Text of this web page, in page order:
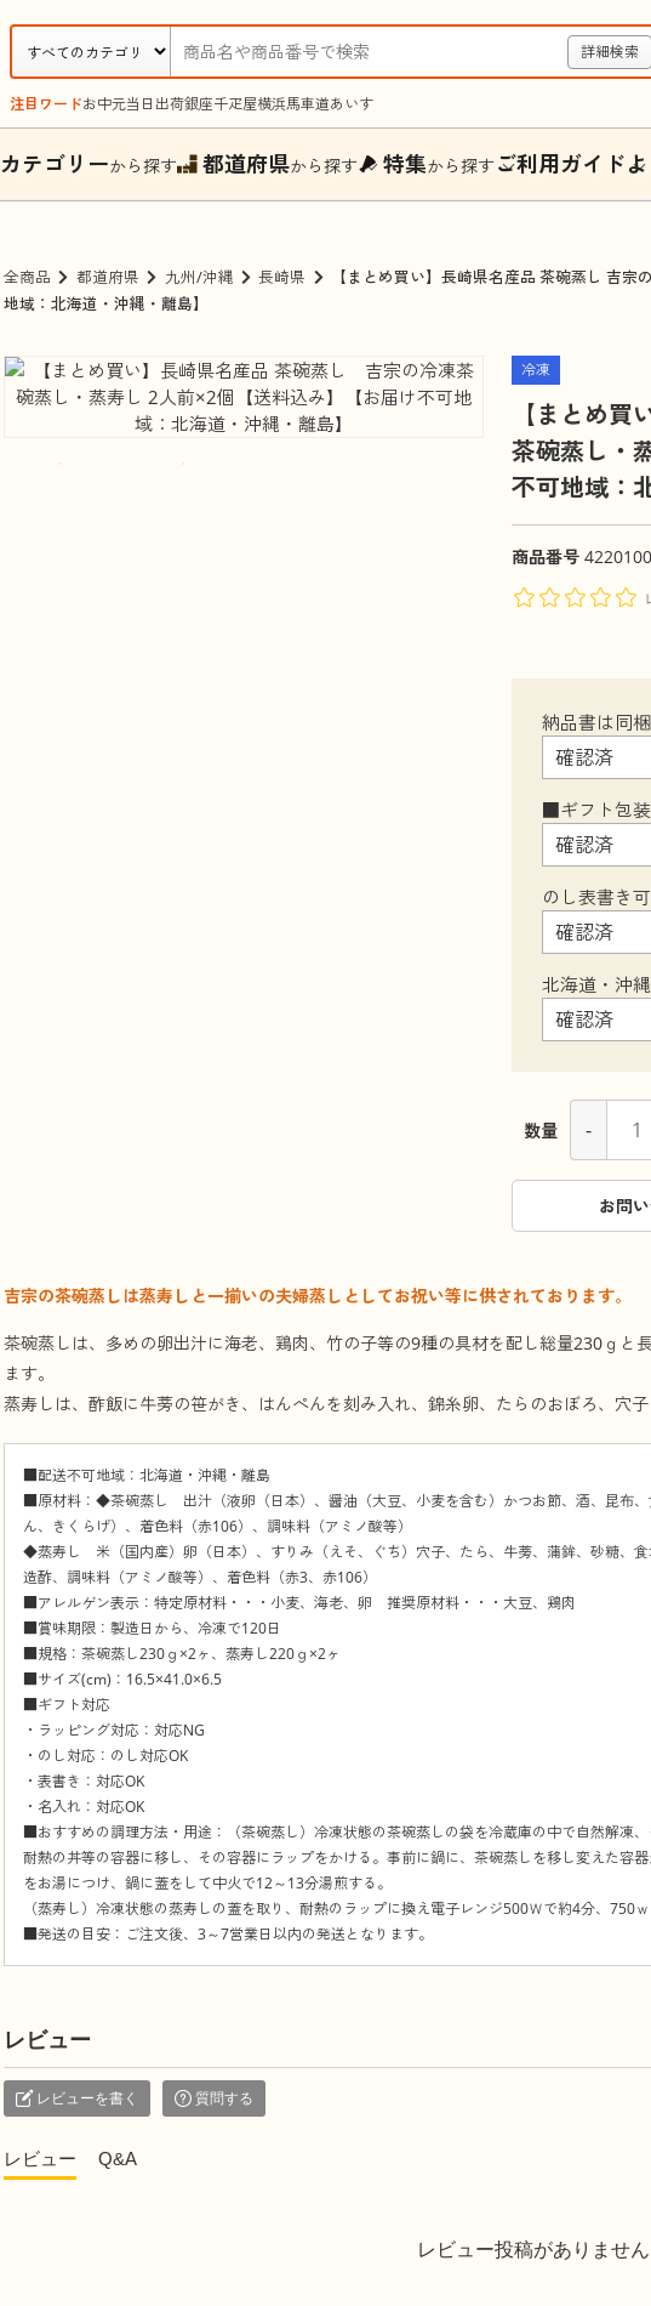
詳細検索
注目ワードお中元当日出荷銀座千疋屋横浜馬車道あいす
カテゴリーから探す 都道府県から探す 特集から探す ご利用ガイド
全商品 都道府県 九州/沖縄 長崎県
【まとめ買い】長崎県名産品 茶碗蒸し 吉
地域：北海道・沖縄・離島】
冷凍
【まとめ
茶碗蒸し・
不可地域：
商品番号
納品書は同
■ギフト包
のし表書き
北海道・沖
数量 -
お問
吉宗の茶碗蒸しは蒸寿しと一揃いの夫婦蒸しとしてお祝い等に供されております。
茶碗蒸しは、多めの卵出汁に海老、鶏肉、竹の子等の9種の具材を配し総量230ｇと
ます。
蒸寿しは、酢飯に牛蒡の笹がき、はんぺんを刻み入れ、錦糸卵、たらのおぼろ、穴
■配送不可地域：北海道・沖縄・離島
■原材料：◆茶碗蒸し 出汁（液卵（日本）、醤油（大豆、小麦を含む）かつお節、酒、昆布
ん、きくらげ）、着色料（赤106）、調味料（アミノ酸等）
◆蒸寿し 米（国内産）卵（日本）、すりみ（えそ、ぐち）穴子、たら、牛蒡、蒲鉾、砂糖、
造酢、調味料（アミノ酸等）、着色料（赤3、赤106）
■アレルゲン表示：特定原材料・・・小麦、海老、卵 推奨原材料・・・大豆、鶏肉
■賞味期限：製造日から、冷凍で120日
■規格：茶碗蒸し230ｇ×2ヶ、蒸寿し220ｇ×2ヶ
■サイズ(cm)：16.5×41.0×6.5
■ギフト対応
・ラッピング対応：対応NG
・のし対応：のし対応OK
・表書き：対応OK
・名入れ：対応OK
■おすすめの調理方法・用途：（茶碗蒸し）冷凍状態の茶碗蒸しの袋を冷蔵庫の中で自然解凍
耐熱の丼等の容器に移し、その容器にラップをかける。事前に鍋に、茶碗蒸しを移し変えた容
をお湯につけ、鍋に蓋をして中火で12～13分湯煎する。
（蒸寿し）冷凍状態の蒸寿しの蓋を取り、耐熱のラップに換え電子レンジ500Ｗで約4分、750
■発送の目安：ご注文後、3～7営業日以内の発送となります。
レビュー
レビューを書く 質問する
レビュー Q&A
レビュー投稿がありませ